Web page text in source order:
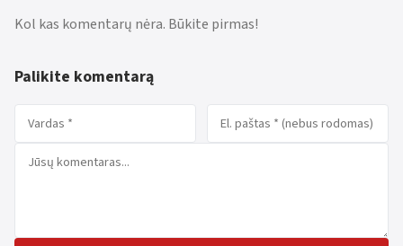
Kol kas komentarų nėra. Būkite pirmas!
Palikite komentarą